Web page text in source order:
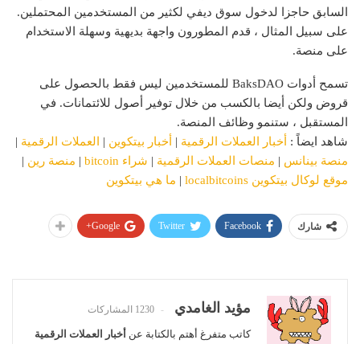
السابق حاجزا لدخول سوق ديفي لكثير من المستخدمين المحتملين.
على سبيل المثال ، قدم المطورون واجهة بديهية وسهلة الاستخدام
على منصة.
تسمح أدوات BaksDAO للمستخدمين ليس فقط بالحصول على
قروض ولكن أيضا بالكسب من خلال توفير أصول للائتمانات. في
المستقبل ، ستنمو وظائف المنصة.
شاهد ايضاً : أخبار العملات الرقمية | أخبار بيتكوين | العملات الرقمية |
منصة بينانس | منصات العملات الرقمية | شراء bitcoin | منصة رين |
موقع لوكال بيتكوين localbitcoins
| ما هي بيتكوين
شارك Facebook
Twitter
Google+
مؤيد الغامدي 1230 المشاركات
كاتب متفرغ أهتم بالكتابة عن أخبار العملات الرقمية